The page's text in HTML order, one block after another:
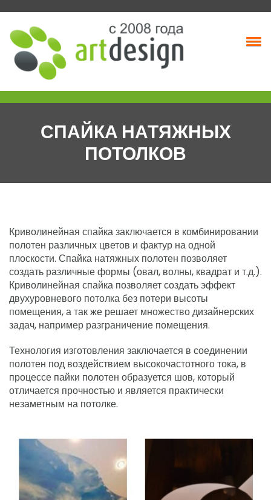
content
СПАЙКА НАТЯЖНЫХ
ПОТОЛКОВ
Криволинейная спайка заключается в комбинировании
полотен различных цветов и фактур на одной
плоскости. Спайка натяжных полотен позволяет
создать различные формы (овал, волны, квадрат и т.д.).
Криволинейная спайка позволяет создать эффект
двухуровневого потолка без потери высоты
помещения, а так же решает множество дизайнерских
задач, например разграничение помещения.
Технология изготовления заключается в соединении
полотен под воздействием высокочастотного тока, в
процессе пайки полотен образуется шов, который
отличается прочностью и является практически
незаметным на потолке.